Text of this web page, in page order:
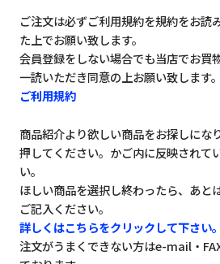
ご注文は必ずご利用規約を規約をお読
た上でお願い致します。
会員登録をしない場合でも当店でお買
一読いただき同意の上お願い致します。
ご利用規約
商品紹介より欲しい商品をお探しにな
押してください。かご内に反映されて
い。
ほしい商品を選択し終わったら、あと
ご記入ください。
詳しくはこちらをクリックして下さい。
注文がうまくできない方はe-mail・